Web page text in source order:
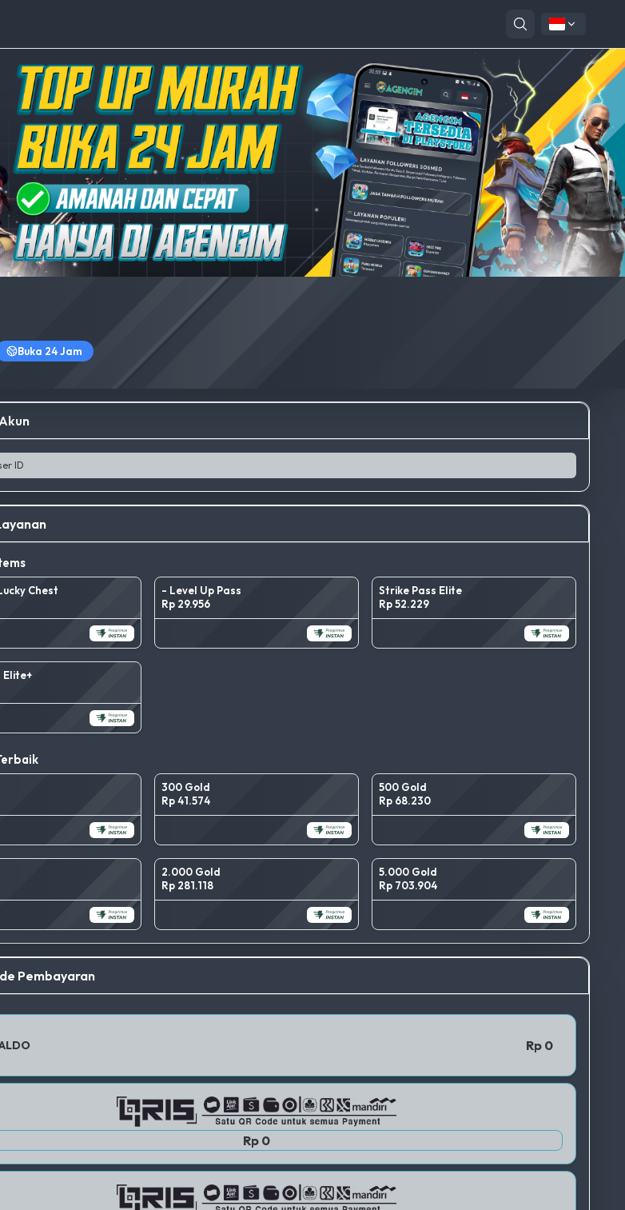
Buka 24 Jam
Chest
- Level Up Pass
Rp 29.956
Strike Pass Elite
Rp 52.229
Elite+
300 Gold
Rp 41.574
500 Gold
Rp 68.230
2.000 Gold
Rp 281.118
5.000 Gold
Rp 703.904
Pembayaran
Rp 0
Rp 0
QRIS 1
QRIS 2